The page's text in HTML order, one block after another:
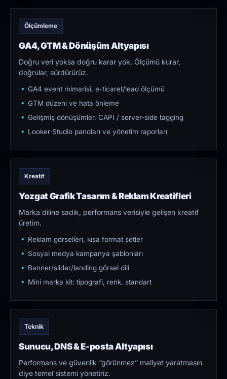
Ölçümleme
GA4, GTM & Dönüşüm Altyapısı
Doğru veri yoksa doğru karar yok. Ölçümü kurar,
doğrular, sürdürürüz.
GA4 event mimarisi, e-ticaret/lead ölçümü
GTM düzeni ve hata önleme
Gelişmiş dönüşümler, CAPI / server-side tagging
Looker Studio panoları ve yönetim raporları
Kreatif
Yozgat Grafik Tasarım & Reklam Kreatifleri
Marka diline sadık, performans verisiyle gelişen kreatif
üretim.
Reklam görselleri, kısa format setler
Sosyal medya kampanya şablonları
Banner/slider/landing görsel dili
Mini marka kit: tipografi, renk, standart
Teknik
Sunucu, DNS & E-posta Altyapısı
Performans ve güvenlik “görünmez” maliyet yaratmasın
diye temel sistemi yönetiriz.